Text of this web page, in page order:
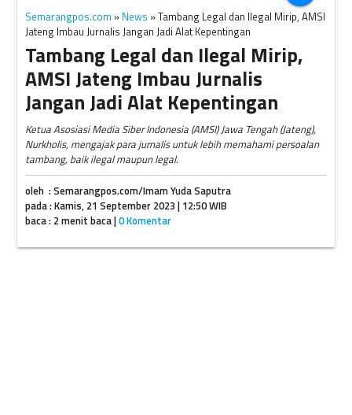
Semarangpos.com » News » Tambang Legal dan Ilegal Mirip, AMSI
Jateng Imbau Jurnalis Jangan Jadi Alat Kepentingan
Tambang Legal dan Ilegal Mirip,
AMSI Jateng Imbau Jurnalis
Jangan Jadi Alat Kepentingan
Ketua Asosiasi Media Siber Indonesia (AMSI) Jawa Tengah (Jateng),
Nurkholis, mengajak para jurnalis untuk lebih memahami persoalan
tambang, baik ilegal maupun legal.
oleh : Semarangpos.com/Imam Yuda Saputra
pada : Kamis, 21 September 2023 | 12:50 WIB
baca : 2 menit baca |0 Komentar